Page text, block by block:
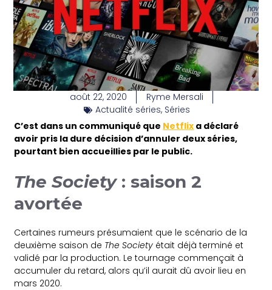
août 22, 2020
Ryme Mersali
Actualité séries, Séries
C’est dans un communiqué que Netflix a déclaré
avoir pris la dure décision d’annuler deux séries,
pourtant bien accueillies par le public.
The Society: saison 2
avortée
Certaines rumeurs présumaient que le scénario de la
deuxième saison de The Society était déjà terminé et
validé par la production. Le tournage commençait à
accumuler du retard, alors qu’il aurait dû avoir lieu en
mars 2020.